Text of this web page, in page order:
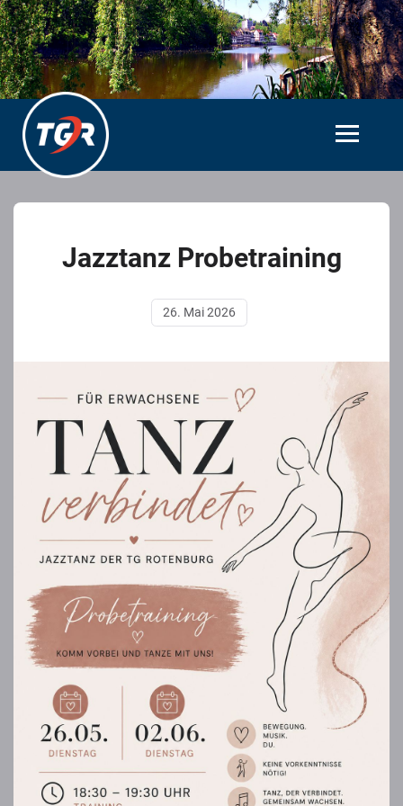
Jazztanz Probetraining
26. Mai 2026